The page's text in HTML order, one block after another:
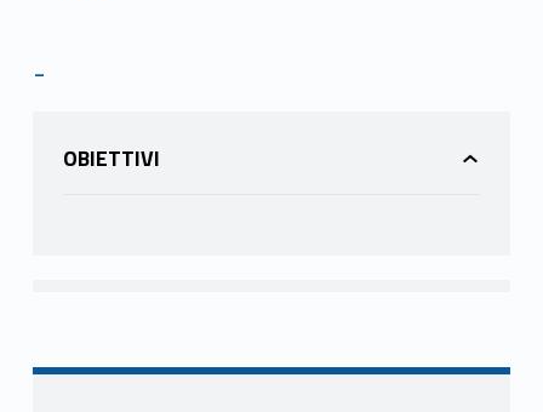
-
OBIETTIVI